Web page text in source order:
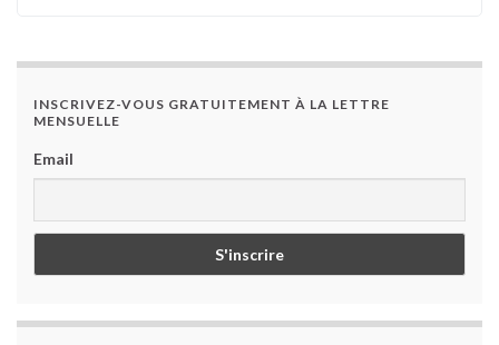
INSCRIVEZ-VOUS GRATUITEMENT À LA LETTRE
MENSUELLE
Email